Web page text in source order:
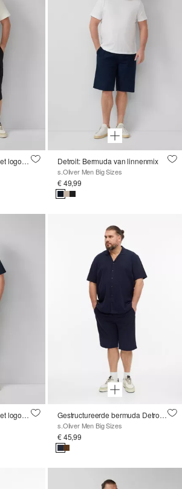
Bestand: Cargo shorts met logodetails in een relaxte pasvorm Detroit: Bermuda van linnenmix
s.Oliver Men Big Sizes
€ 49,99
Bestand: Cargo shorts met logodetails Gestructureerde bermuda Detroit / Relaxed Fit / Mid Rise
s.Oliver Men Big Sizes
€ 45,99